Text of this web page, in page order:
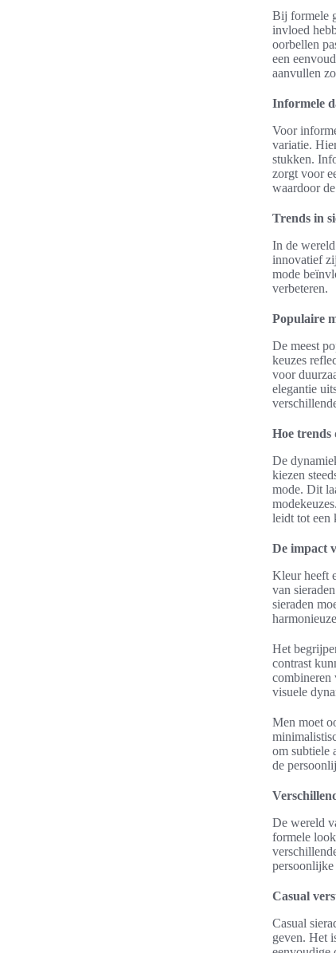
Bij formele
invloed
oorbellen
een
aanvullen
Informele
Voor
variatie.
stukken.
zorgt voor
waardoor
Trends in
In de
innovatief
mode
verbeteren.
Populaire
De meest
keuzes
voor
elegantie
Hoe trends
De
kiezen
mode. Dit
leidt tot een
De impact
Kleur heeft
van
sieraden
Het
contrast
combineren
visuele
Men moet
om subtiele
de
De wereld
formele
Casual
Casual
geven. Het